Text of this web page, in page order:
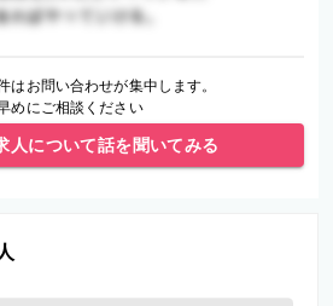
はお問い合わせが集中します。
めにご相談ください
人について話を聞いてみる